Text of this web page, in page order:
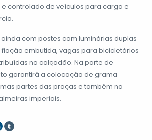
controlado de veículos para carga e
com postes com luminárias duplas
embutida, vagas para bicicletários
no calçadão. Na parte de
garantirá a colocação de grama
partes das praças e também na
imperiais.